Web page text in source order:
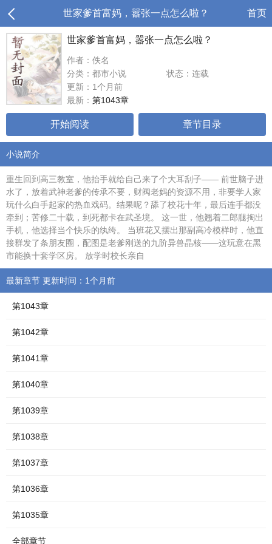
世家爹首富妈，嚣张一点怎么啦？ 首页
世家爹首富妈，嚣张一点怎么啦？
作者：佚名
分类：都市小说
状态：连载
更新：1个月前
最新： 第1043章
开始阅读 章节目录
小说简介
重生回到高三教室，他抬手就给自己来了个大耳刮子—— 前世脑子进
水了，放着武神老爹的传承不要，财阀老妈的资源不用，非要学人家
玩什么白手起家的热血戏码。结果呢？舔了校花十年，最后连手都没
牵到；苦修二十载，到死都卡在武圣境。 这一世，他翘着二郎腿掏出
手机，他选择当个快乐的纨绔。 当班花又摆出那副高冷模样时，他直
接群发了条朋友圈，配图是老爹刚送的九阶异兽晶核——这玩意在黑
市能换十套学区房。 放学时校长亲自
最新章节 更新时间：1个月前
第1043章
第1042章
第1041章
第1040章
第1039章
第1038章
第1037章
第1036章
第1035章
全部章节